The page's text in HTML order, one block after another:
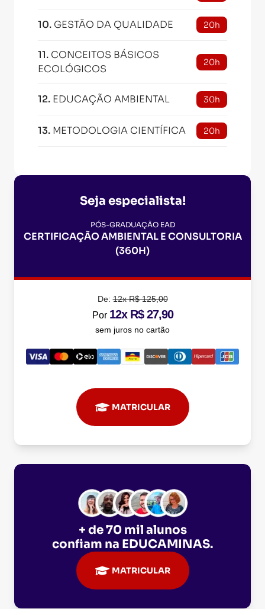
10. GESTÃO DA QUALIDADE 20h
11. CONCEITOS BÁSICOS
ECOLÓGICOS
20h
12. EDUCAÇÃO AMBIENTAL 30h
13. METODOLOGIA CIENTÍFICA 20h
Seja especialista!
PÓS-GRADUAÇÃO EAD
CERTIFICAÇÃO AMBIENTAL E CONSULTORIA
(360H)
De:12x R$ 125,00
Por 12x R$ 27,90
sem juros no cartão
MATRICULAR
+ de 70 mil alunos
confiam na EDUCAMINAS.
MATRICULAR